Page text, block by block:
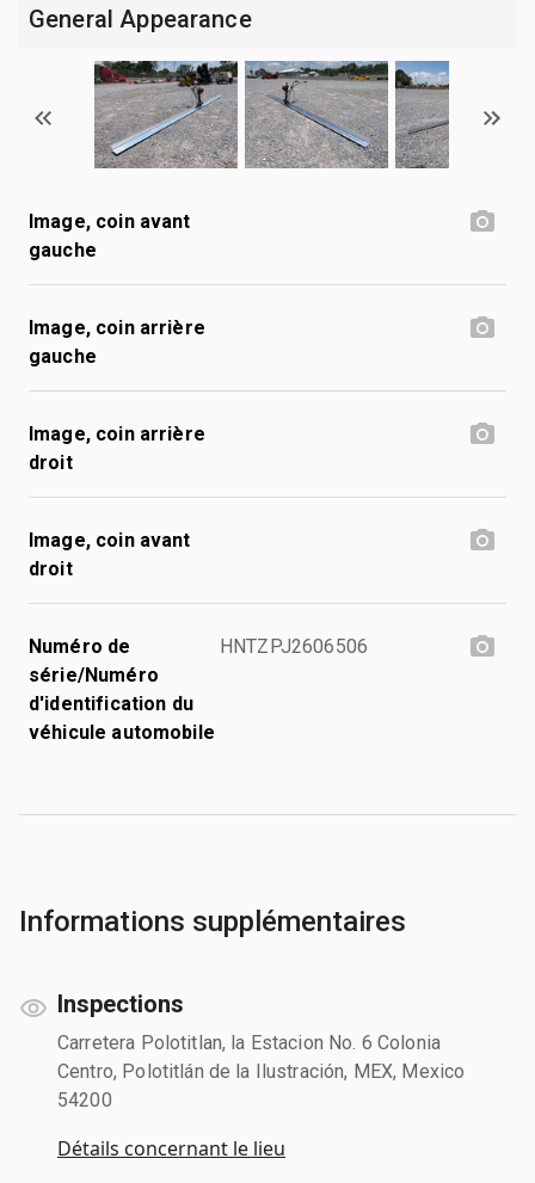
General Appearance
Image, coin avant
gauche
Image, coin arrière
gauche
Image, coin arrière
droit
Image, coin avant
droit
Numéro de
série/Numéro
d'identification du
véhicule automobile
HNTZPJ2606506
Informations supplémentaires
Inspections
Carretera Polotitlan, la Estacion No. 6 Colonia
Centro, Polotitlán de la Ilustración, MEX, Mexico
54200
Détails concernant le lieu